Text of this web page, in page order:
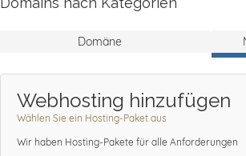
Domäne
Webhosting hinzufügen
Wählen Sie ein Hosting-Paket aus
Wir haben Hosting-Pakete für alle Anforderungen